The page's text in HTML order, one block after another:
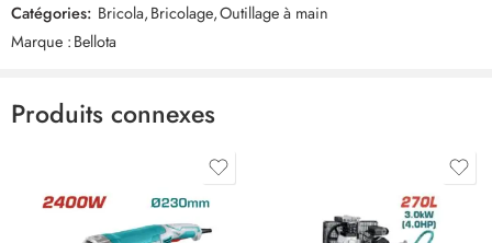
Commentaires
Il n'y a pas encore de critiques.
Catégories: Bricola,Bricolage,Outillage à main
Marque :Bellota
Produits connexes